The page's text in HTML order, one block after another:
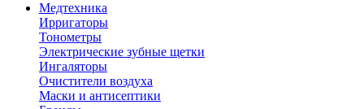
Медтехника
Ирригаторы
Тонометры
Электрические зубные щетки
Ингаляторы
Очистители воздуха
Маски и антисептики